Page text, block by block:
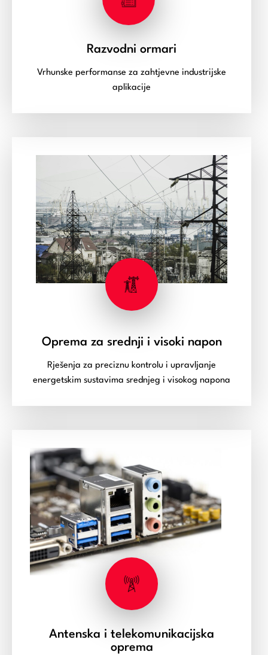
Razvodni ormari
Vrhunske performanse za zahtjevne industrijske
aplikacije
Oprema za srednji i visoki napon
Rješenja za preciznu kontrolu i upravljanje
energetskim sustavima srednjeg i visokog napona
Antenska i telekomunikacijska
oprema